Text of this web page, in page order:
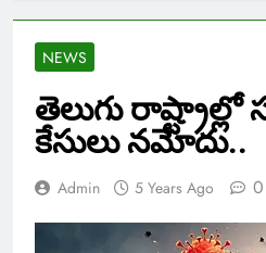
NEWS
తెలుగు
కేసులు నమోదు..
Admin 5 Years Ago 0